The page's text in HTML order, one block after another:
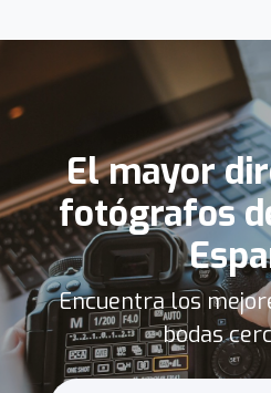
El mayor
fotógrafos
Encuentra los
bodas